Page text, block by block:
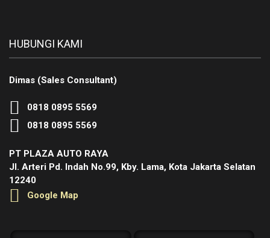
HUBUNGI KAMI
Dimas (Sales Consultant)
0818 0895 5569
0818 0895 5569
PT PLAZA AUTO RAYA
Jl. Arteri Pd. Indah No.99, Kby. Lama, Kota Jakarta Selatan
12240
Google Map